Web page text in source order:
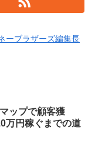
ーブラザーズ編集長
ップで顧客獲
万円稼ぐまでの道